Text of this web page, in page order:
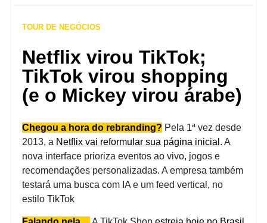
TOUR DE NEGÓCIOS
Netflix virou TikTok;
TikTok virou shopping
(e o Mickey virou árabe)
Chegou a hora do rebranding? Pela 1ª vez desde
2013, a Netflix vai reformular sua página inicial . A
nova interface prioriza eventos ao vivo, jogos e
recomendações personalizadas. A empresa também
testará uma busca com IA e um feed vertical, no
estilo TikTok